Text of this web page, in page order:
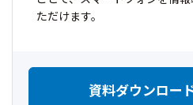
ただけます。
資料ダウンロー